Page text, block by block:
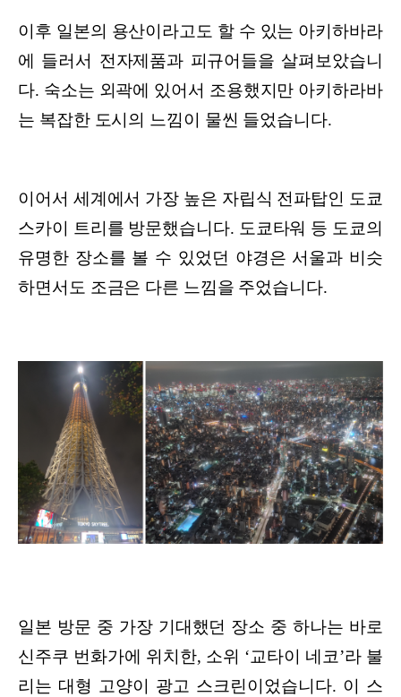
이후 일본의 용산이라고도 할 수 있는 아키하바라
에 들러서 전자제품과 피규어들을 살펴보았습니
다. 숙소는 외곽에 있어서 조용했지만 아키하라바
는 복잡한 도시의 느낌이 물씬 들었습니다.
이어서 세계에서 가장 높은 자립식 전파탑인 도쿄
스카이 트리를 방문했습니다. 도쿄타워 등 도쿄의
유명한 장소를 볼 수 있었던 야경은 서울과 비슷
하면서도 조금은 다른 느낌을 주었습니다.
일본 방문 중 가장 기대했던 장소 중 하나는 바로
신주쿠 번화가에 위치한, 소위 ‘교타이 네코’라 불
리는 대형 고양이 광고 스크린이었습니다. 이 스